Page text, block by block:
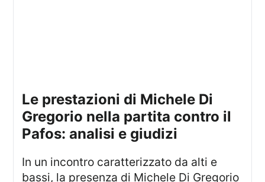
Le prestazioni di Michele Di
Gregorio nella partita contro il
Pafos: analisi e giudizi
In un incontro caratterizzato da alti e
bassi, la presenza di Michele Di Gregorio